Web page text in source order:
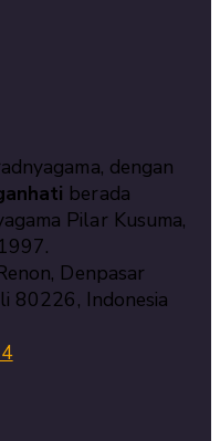
dengan
berada
Pilar Kusuma,
Denpasar
80226, Indonesia